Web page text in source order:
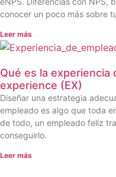
conocer un poco más sobre
Leer más
Qué es la experiencia
experience (EX)
Diseñar una estrategia
empleado es algo que toda
de todo, un empleado feliz
conseguirlo.
Leer más